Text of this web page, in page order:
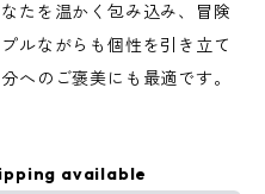
たを温かく包み込み、冒険
ルながらも個性を引き立て
へのご褒美にも最適です。
available